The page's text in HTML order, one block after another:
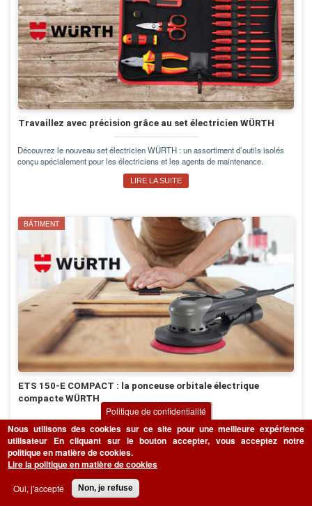
Travaillez avec précision grâce au set électricien WÜRTH
Découvrez le nouveau set électricien WÜRTH : un assortiment d’outils isolés
conçu spécialement pour les électriciens et les agents de maintenance.
LIRE LA SUITE
BÂTIMENT
ETS 150-E COMPACT : la ponceuse orbitale électrique
compacte WÜRTH
WÜRTH dévoile sa nouvelle ponceuse orbitale électrique ETS 150-E
COMPACT : un outil polyvalent et compact offrant un meilleur confort
d’utilisation quelle que soit l’application.
LIRE LA SUITE
Politique de confidentialité
Nous utilisons des cookies sur ce site pour une meilleure expérience
utilisateur En cliquant sur le bouton accepter, vous acceptez notre
politique en matière de cookies.
Lire la politique en matière de cookies
Oui, j'accepte Non, je refuse